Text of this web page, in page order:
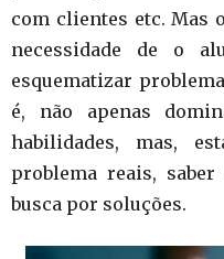
com clientes etc. Mas
necessidade de o
esquematizar
é, não apenas
habilidades, mas,
problema reais,
busca por soluções.